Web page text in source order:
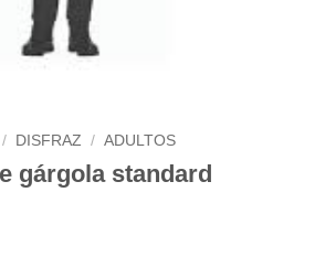
/ DISFRAZ / ADULTOS
gárgola standard